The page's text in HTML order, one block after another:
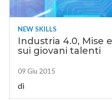
NEW SKILLS
Industria 4.0, Mise
sui giovani talenti
09 Giu 2015
di